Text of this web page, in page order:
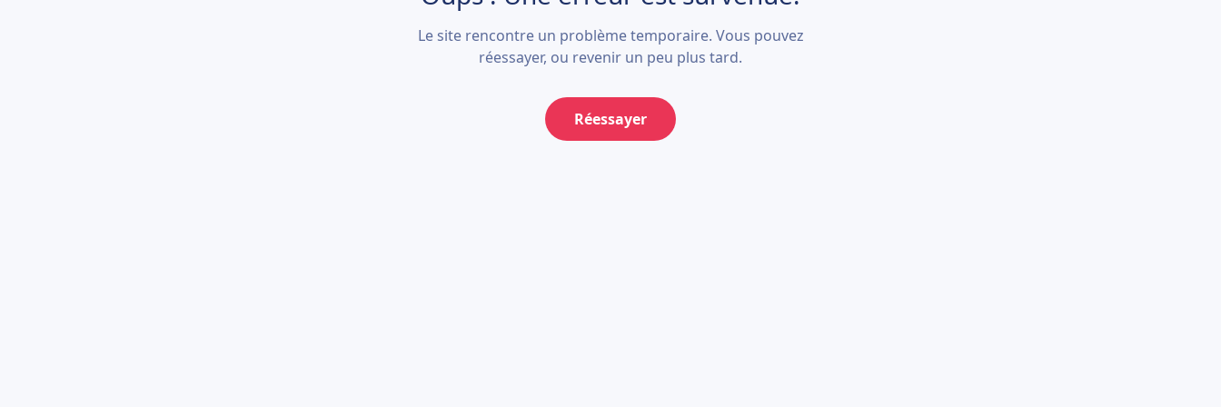
Le site rencontre un problème temporaire. Vous pouvez
réessayer, ou revenir un peu plus tard.
Réessayer